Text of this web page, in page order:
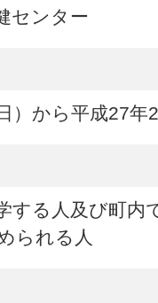
センター
）から平成27年
する人及び町内
られる人